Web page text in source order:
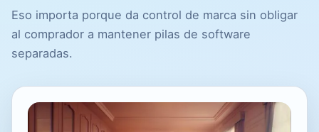
Eso importa porque da control de marca sin obligar
al comprador a mantener pilas de software
separadas.